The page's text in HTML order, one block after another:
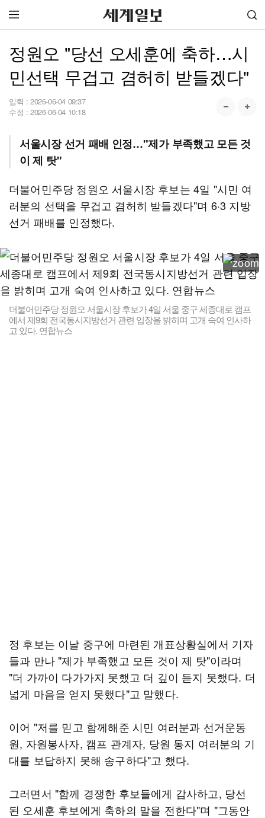
정원오 "당선 오세훈에 축하…시
민선택 무겁고 겸허히 받들겠다"
입력 : 2026-06-04 09:37
수정 : 2026-06-04 10:18
서울시장 선거 패배 인정…"제가 부족했고 모든 것
이 제 탓"
더불어민주당 정원오 서울시장 후보는 4일 "시민 여
러분의 선택을 무겁고 겸허히 받들겠다"며 6·3 지방
선거 패배를 인정했다.
더불어민주당 정원오 서울시장 후보가 4일 서울 중구 세종대로 캠프
에서 제9회 전국동시지방선거 관련 입장을 밝히며 고개 숙여 인사하
고 있다. 연합뉴스
정 후보는 이날 중구에 마련된 개표상황실에서 기자
들과 만나 "제가 부족했고 모든 것이 제 탓"이라며
"더 가까이 다가가지 못했고 더 깊이 듣지 못했다. 더
넓게 마음을 얻지 못했다"고 말했다.
이어 "저를 믿고 함께해준 시민 여러분과 선거운동
원, 자원봉사자, 캠프 관계자, 당원 동지 여러분의 기
대를 보답하지 못해 송구하다"고 했다.
그러면서 "함께 경쟁한 후보들에게 감사하고, 당선
된 오세훈 후보에게 축하의 말을 전한다"며 "그동안